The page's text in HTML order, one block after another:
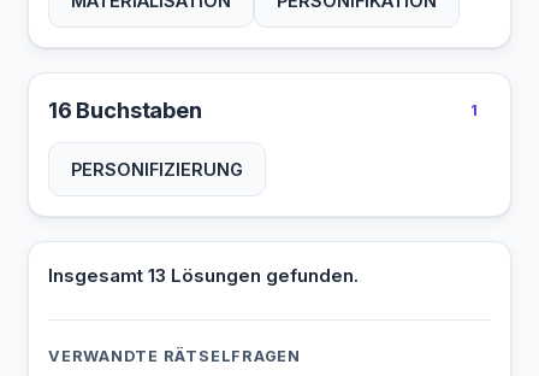
16 Buchstaben 1
PERSONIFIZIERUNG
Insgesamt 13 Lösungen gefunden.
VERWANDTE RÄTSELFRAGEN